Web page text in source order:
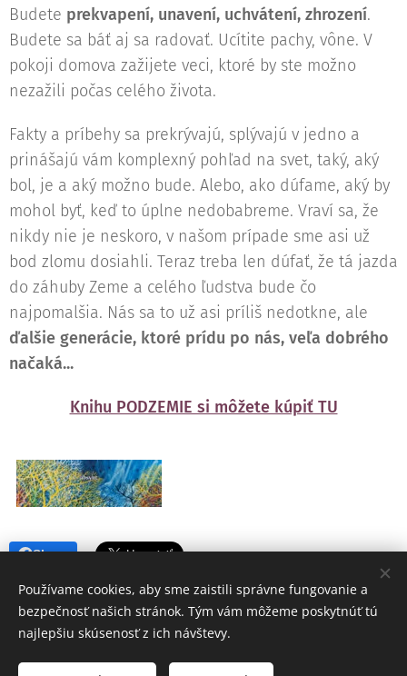
Budete prekvapení, unavení, uchvátení, zhrození.
Budete sa báť aj sa radovať. Ucítite pachy, vône. V
pokoji domova zažijete veci, ktoré by ste možno
nezažili počas celého života.
Fakty a príbehy sa prekrývajú, splývajú v jedno a
prinášajú vám komplexný pohľad na svet, taký, aký
bol, je a aký možno bude. Alebo, ako dúfame, aký by
mohol byť, keď to úplne nedobabreme. Vraví sa, že
nikdy nie je neskoro, v našom prípade sme asi už
bod zlomu dosiahli. Teraz treba len dúfať, že tá jazda
do záhuby Zeme a celého ľudstva bude čo
najpomalšia. Nás sa to už asi príliš nedotkne, ale
ďalšie generácie, ktoré prídu po nás, veľa dobrého
načaká...
Knihu PODZEMIE si môžete kúpiť TU
Share
© 2017 Koranet, Mgr. Anetta Letková, Veľké Uherce 583, 958 41
Používame cookies, aby sme zaistili správne fungovanie a
bezpečnosť našich stránok. Tým vám môžeme poskytnúť tú
najlepšiu skúsenosť z ich návštevy.